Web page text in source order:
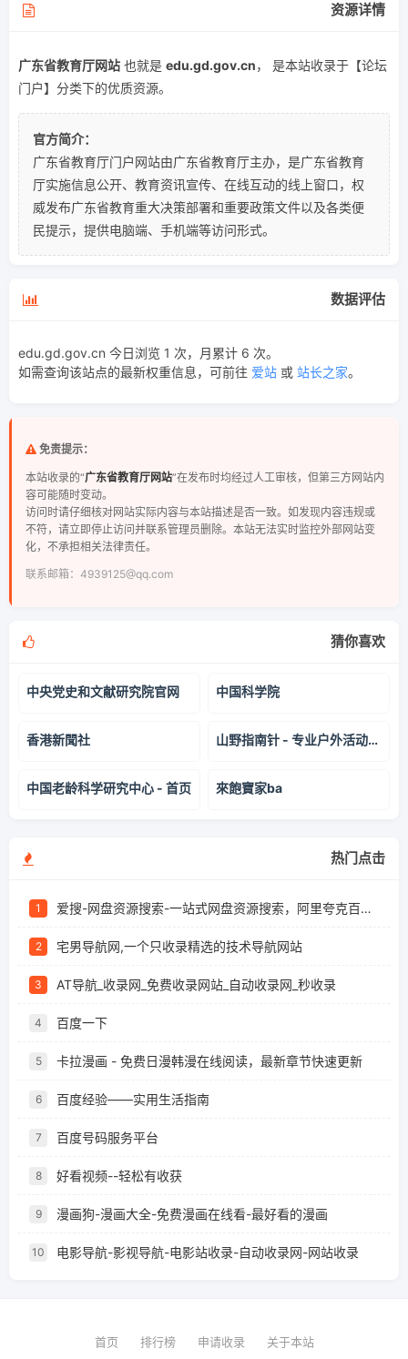
资源详情
广东省教育厅网站 也就是 edu.gd.gov.cn， 是本站收录于【论坛
门户】分类下的优质资源。
官方简介：
广东省教育厅门户网站由广东省教育厅主办，是广东省教育
厅实施信息公开、教育资讯宣传、在线互动的线上窗口，权
威发布广东省教育重大决策部署和重要政策文件以及各类便
民提示，提供电脑端、手机端等访问形式。
数据评估
edu.gd.gov.cn 今日浏览 1 次，月累计 6 次。
如需查询该站点的最新权重信息，可前往 爱站 或 站长之家。
免责提示：
本站收录的“广东省教育厅网站”在发布时均经过人工审核，但第三方网站内
容可能随时变动。
访问时请仔细核对网站实际内容与本站描述是否一致。如发现内容违规或
不符，请立即停止访问并联系管理员删除。本站无法实时监控外部网站变
化，不承担相关法律责任。
联系邮箱：4939125@qq.com
猜你喜欢
中央党史和文献研究院官网 中国科学院
香港新聞社 山野指南针 - 专业户外活动信息平台 | 徒步、登山、露营活动聚合
中国老龄科学研究中心 - 首页 來飽寶家ba
热门点击
1 爱搜-网盘资源搜索-一站式网盘资源搜索，阿里夸克百度迅雷UC全聚合
2 宅男导航网,一个只收录精选的技术导航网站
3 AT导航_收录网_免费收录网站_自动收录网_秒收录
4 百度一下
5 卡拉漫画 - 免费日漫韩漫在线阅读，最新章节快速更新
6 百度经验——实用生活指南
7 百度号码服务平台
8 好看视频--轻松有收获
9 漫画狗-漫画大全-免费漫画在线看-最好看的漫画
10 电影导航-影视导航-电影站收录-自动收录网-网站收录
首页 排行榜 申请收录 关于本站